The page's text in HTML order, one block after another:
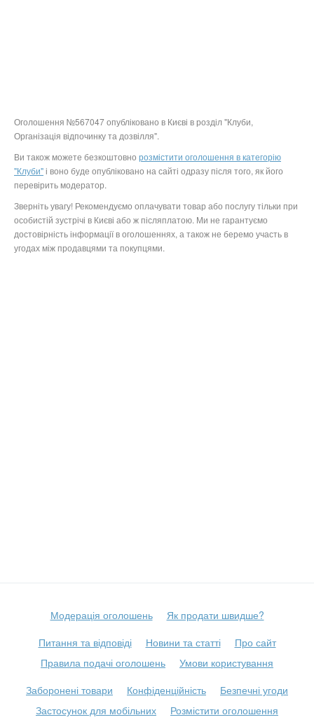
Оголошення №567047 опубліковано в Києві в розділ "Клуби,
Організація відпочинку та дозвілля".
Ви також можете безкоштовно розмістити оголошення в категорію
"Клуби"і воно буде опубліковано на сайті одразу після того, як його
перевірить модератор.
Зверніть увагу! Рекомендуємо оплачувати товар або послугу тільки при
особистій зустрічі в Києві або ж післяплатою. Ми не гарантуємо
достовірність інформації в оголошеннях, а також не беремо участь в
угодах між продавцями та покупцями.
Модерація оголошень
Як продати швидше?
Питання та відповіді
Новини та статті
Про сайт
Правила подачі оголошень
Умови користування
Заборонені товари
Конфіденційність
Безпечні угоди
Застосунок для мобільних
Розмістити оголошення